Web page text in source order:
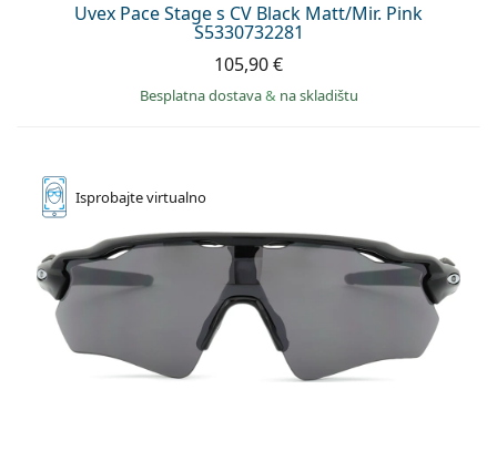
Uvex Pace Stage s CV Black Matt/Mir. Pink
S5330732281
105,90 €
Besplatna dostava& na skladištu
Isprobajtevirtualno